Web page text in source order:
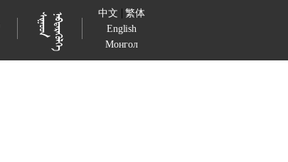















  中文 |繁体
English
Монгол